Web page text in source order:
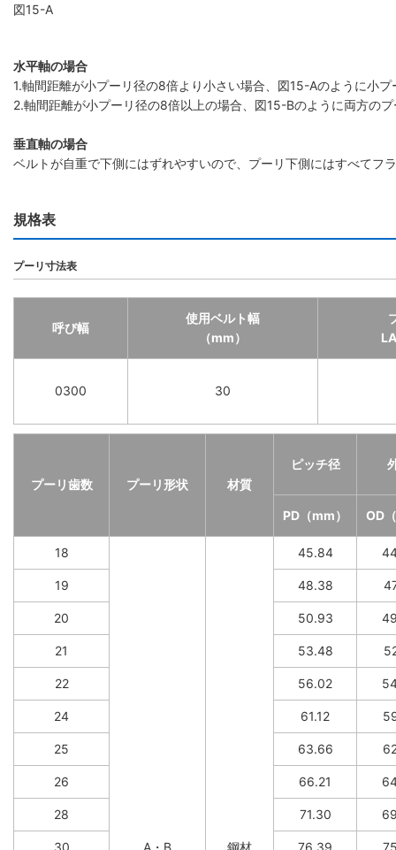
図15-A
水平軸の場合
1.軸間距離が小プーリ径の8倍より小さい場合、図15-Aのように小
2.軸間距離が小プーリ径の8倍以上の場合、図15-Bのように両方の
垂直軸の場合
ベルトが自重で下側にはずれやすいので、プーリ下側にはすべてフ
規格表
プーリ寸法表
呼び幅
使用ベルト幅
（mm）
0300 30
プーリ歯数 プーリ形状 材質
ピッチ径
PD（mm） OD
18
A・B 鋼材
45.84
19 48.38
20 50.93
21 53.48
22 56.02
24 61.12
25 63.66
26 66.21
28 71.30
30 76.39